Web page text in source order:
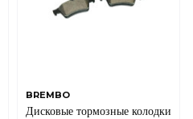
BREMBO
Дисковые тормозные колодки